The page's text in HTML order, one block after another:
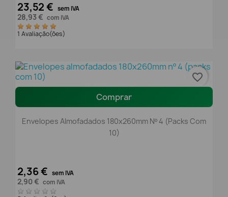
23,52 € sem IVA
28,93 € com IVA
1 Avaliação(ões)
Comprar
Envelopes Almofadados 180x260mm Nº 4 (packs Com
10)
2,36 € sem IVA
2,90 € com IVA
favorite_border